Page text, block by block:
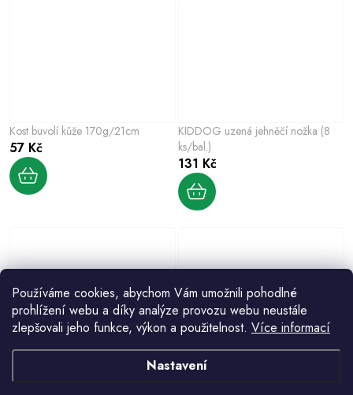
Používáme cookies, abychom Vám umožnili pohodlné
prohlížení webu a díky analýze provozu webu neustále
zlepšovali jeho funkce, výkon a použitelnost. Více informací
Nastavení
Kost buvolí kůže 170g/21cm
57 Kč
KIDDOG uzená jehněčí nožka (8
ks/bal.)
131 Kč
KIDDOG Sea Sunfish, mořské
KIDDOG mořské sluneční rybičky
obalené kachním masíčkem 250 g